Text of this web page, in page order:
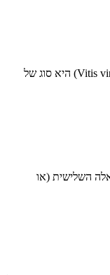
הגפן, שמכונה בשם גפן היין (השם המדעי: Vitis vinifera) היא סוג של
השלישית (או